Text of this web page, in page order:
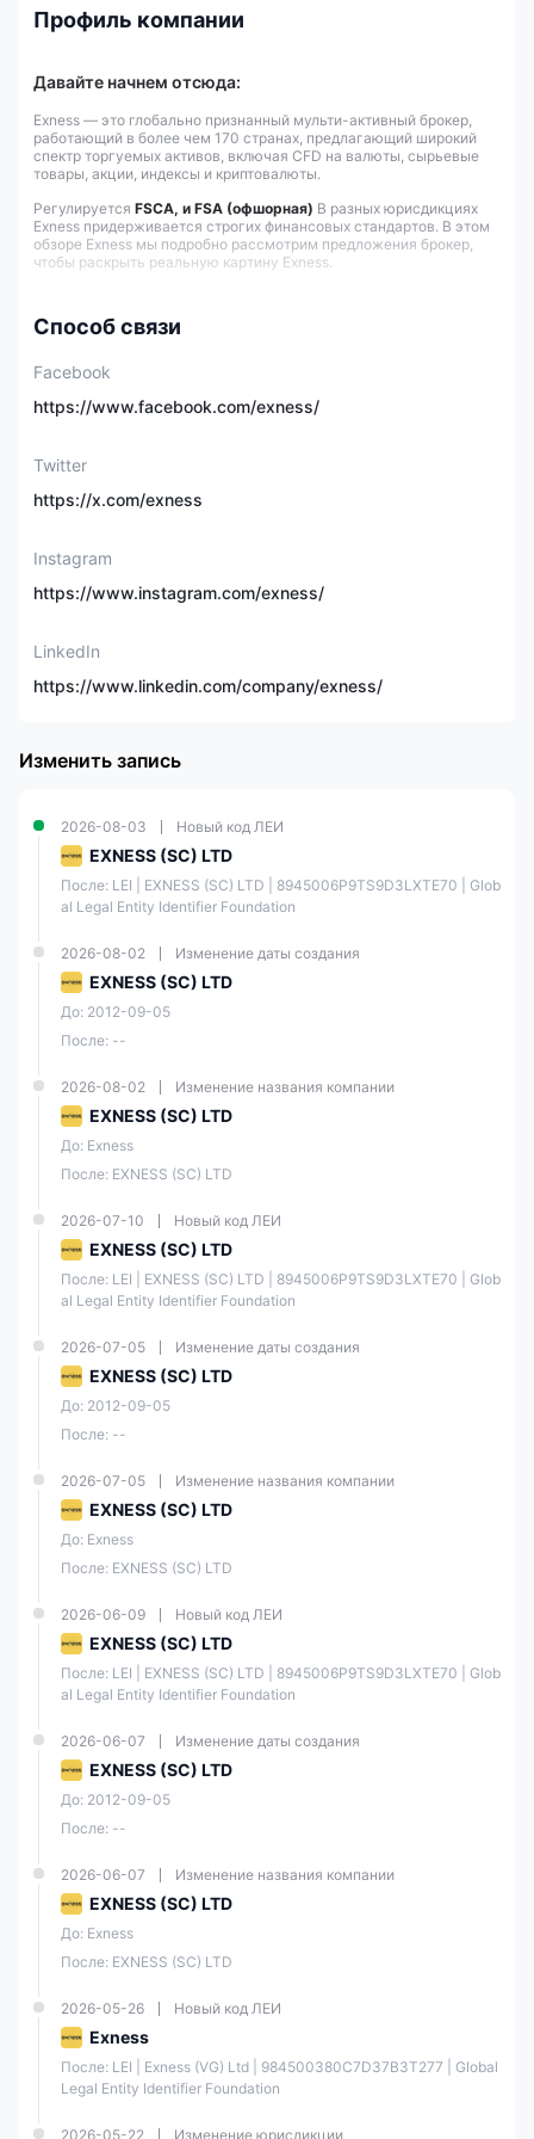
Профиль компании
Давайте начнем отсюда:
Exness — это глобально признанный мульти-активный брокер,
работающий в более чем 170 странах, предлагающий широкий
спектр торгуемых активов, включая CFD на валюты, сырьевые
товары, акции, индексы и криптовалюты.
Регулируется FSCA, и FSA (офшорная) В разных юрисдикциях
Exness придерживается строгих финансовых стандартов. В этом
обзоре Exness мы подробно рассмотрим предложения брокер,
чтобы раскрыть реальную картину Exness.
Быстро
Основана в
Регулируется
Рыночные
инструменты
криптовалюты,
Демо-счет ✅
Мин. депозит
может варьироваться
местоположения
Макс. кредитное
Спред
Социальный трейдинг
Банковские карты
Поддержка клиентов
Плюсы и минусы Exness
Плюсы
торговых
инструментов
Простое в
настраиваемое
торговое ПО
Подробная таблица
Беспроцентные и
мгновенные депозиты
и выводы средств из
выводов
обрабатываются
мгновенно (менее 1
минуты). Ваш
выбранный платежный
провайдер
обрабатывает
Способ связи
Facebook
https://www.facebook.com/exness/
Twitter
https://x.com/exness
Instagram
https://www.instagram.com/exness/
LinkedIn
https://www.linkedin.com/company/exness/
Изменить запись
2026-08-03 Новый код ЛЕИ
EXNESS (SC) LTD
После: LEI | EXNESS (SC) LTD | 8945006P9TS9D3LXTE70 | Glob
al Legal Entity Identifier Foundation
2026-08-02 Изменение даты создания
EXNESS (SC) LTD
До: 2012-09-05
После: --
2026-08-02 Изменение названия компании
EXNESS (SC) LTD
До: Exness
После: EXNESS (SC) LTD
2026-07-10 Новый код ЛЕИ
EXNESS (SC) LTD
После: LEI | EXNESS (SC) LTD | 8945006P9TS9D3LXTE70 | Glob
al Legal Entity Identifier Foundation
2026-07-05 Изменение даты создания
EXNESS (SC) LTD
До: 2012-09-05
После: --
2026-07-05 Изменение названия компании
EXNESS (SC) LTD
До: Exness
После: EXNESS (SC) LTD
2026-06-09 Новый код ЛЕИ
EXNESS (SC) LTD
После: LEI | EXNESS (SC) LTD | 8945006P9TS9D3LXTE70 | Glob
al Legal Entity Identifier Foundation
2026-06-07 Изменение даты создания
EXNESS (SC) LTD
До: 2012-09-05
После: --
2026-06-07 Изменение названия компании
EXNESS (SC) LTD
До: Exness
После: EXNESS (SC) LTD
2026-05-26 Новый код ЛЕИ
Exness
После: LEI | Exness (VG) Ltd | 984500380C7D37B3T277 | Global
Legal Entity Identifier Foundation
2026-05-22 Изменение юрисдикции